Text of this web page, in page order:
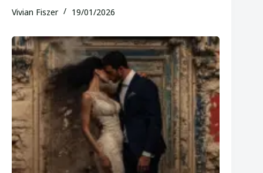
Vivian Fiszer 19/01/2026